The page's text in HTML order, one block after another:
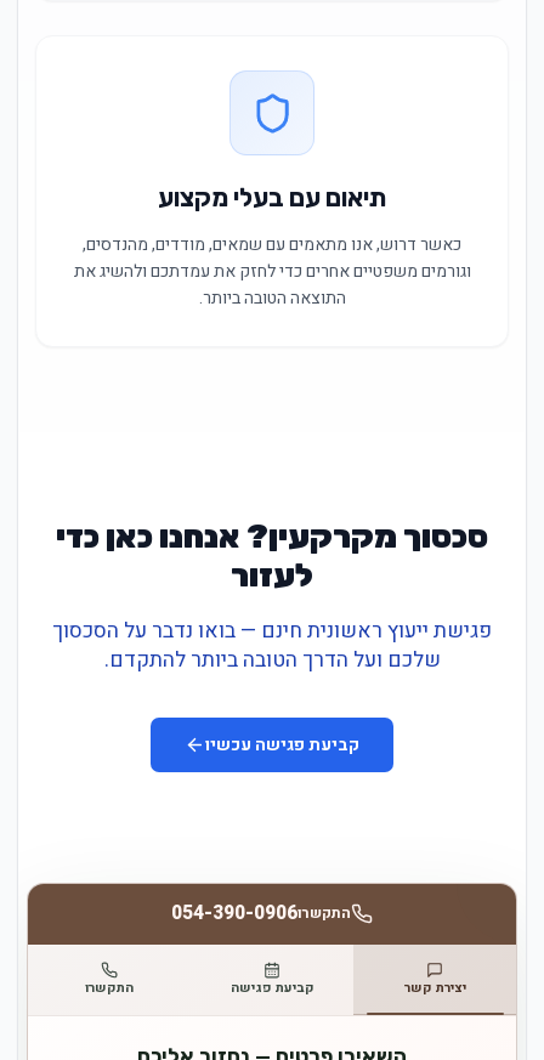
תיאום עם בעלי מקצוע
כאשר דרוש, אנו מתאמים עם שמאים, מודדים, מהנדסים,
וגורמים משפטיים אחרים כדי לחזק את עמדתכם ולהשיג את
התוצאה הטובה ביותר.
סכסוך מקרקעין? אנחנו כאן כדי
לעזור
פגישת ייעוץ ראשונית חינם — בואו נדבר על הסכסוך
שלכם ועל הדרך הטובה ביותר להתקדם.
קביעת פגישה עכשיו
התקשרו054-390-0906
יצירת קשר קביעת פגישה התקשרו